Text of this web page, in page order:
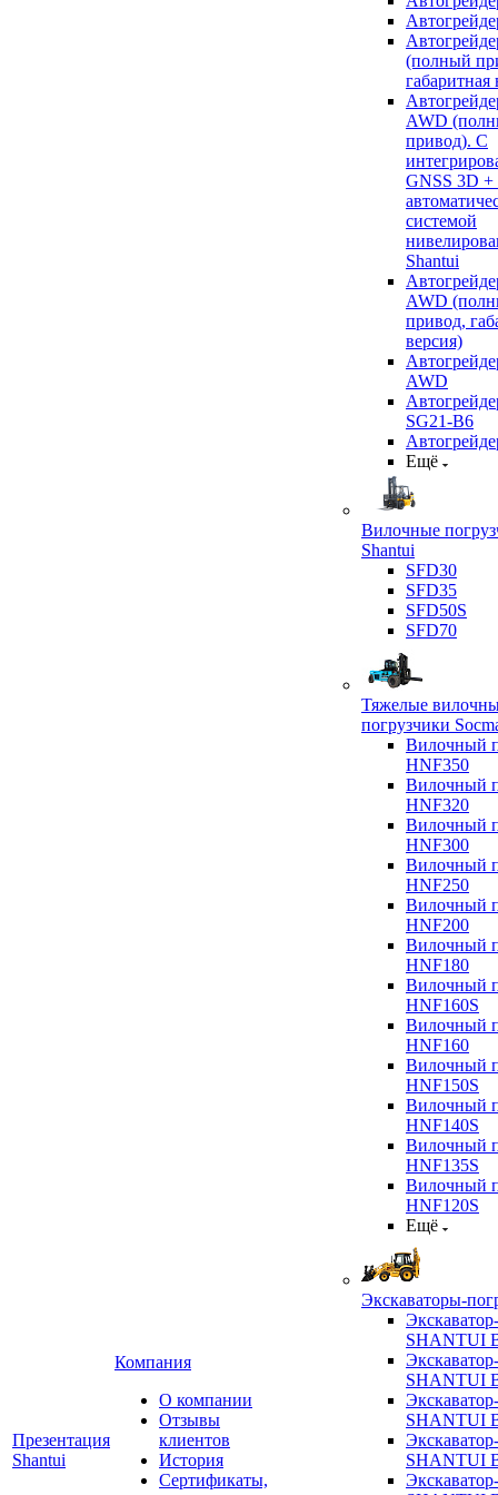
Презентация
Shantui
Компания
О компании
Отзывы
клиентов
История
Сертификаты,
(полный
габаритная
AWD
привод). С
GNSS 3D +
системой
Shantui
AWD
привод,
версия)
AWD
SG21-B6
Ещё
Вилочные
Shantui
SFD30
SFD35
SFD50S
SFD70
Тяжелые
погрузчики
Вилочный
HNF350
Вилочный
HNF320
Вилочный
HNF300
Вилочный
HNF250
Вилочный
HNF200
Вилочный
HNF180
Вилочный
HNF160S
Вилочный
HNF160
Вилочный
HNF150S
Вилочный
HNF140S
Вилочный
HNF135S
Вилочный
HNF120S
Ещё
Экскаваторы-
SHANTUI
SHANTUI
SHANTUI
SHANTUI